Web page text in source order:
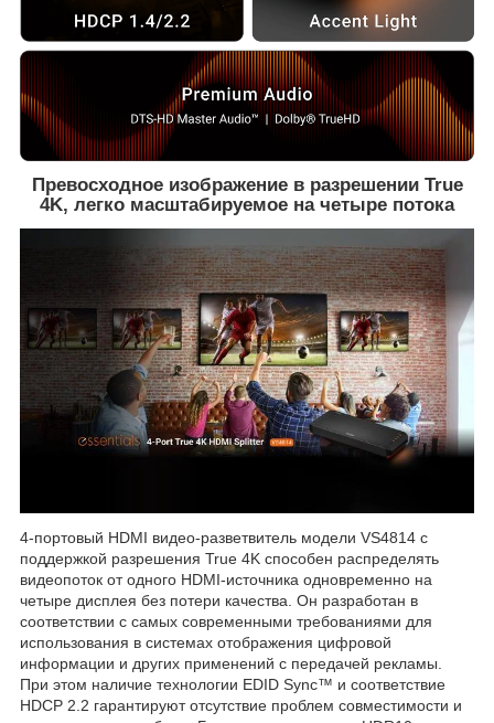
Превосходное изображение в разрешении True
4K, легко масштабируемое на четыре потока
4-портовый HDMI видео-разветвитель модели VS4814 с
поддержкой разрешения True 4K способен распределять
видеопоток от одного HDMI-источника одновременно на
четыре дисплея без потери качества. Он разработан в
соответствии с самых современными требованиями для
использования в системах отображения цифровой
информации и других применений с передачей рекламы.
При этом наличие технологии EDID Sync™ и соответствие
HDCP 2.2 гарантируют отсутствие проблем совместимости и